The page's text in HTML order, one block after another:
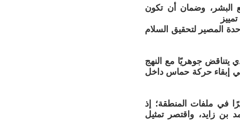
البشر، وضمان أن تكون
المصير لتحقيق السلام
يتناقض جوهريًا مع النهج
إبقاء حركة حماس داخل
في ملفات المنطقة؛ إذ
بن زايد، واقتصر تمثيل